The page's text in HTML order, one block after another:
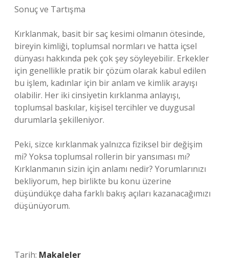
Sonuç ve Tartışma
Kırklanmak, basit bir saç kesimi olmanın ötesinde,
bireyin kimliği, toplumsal normları ve hatta içsel
dünyası hakkında pek çok şey söyleyebilir. Erkekler
için genellikle pratik bir çözüm olarak kabul edilen
bu işlem, kadınlar için bir anlam ve kimlik arayışı
olabilir. Her iki cinsiyetin kırklanma anlayışı,
toplumsal baskılar, kişisel tercihler ve duygusal
durumlarla şekilleniyor.
Peki, sizce kırklanmak yalnızca fiziksel bir değişim
mi? Yoksa toplumsal rollerin bir yansıması mı?
Kırklanmanın sizin için anlamı nedir? Yorumlarınızı
bekliyorum, hep birlikte bu konu üzerine
düşündükçe daha farklı bakış açıları kazanacağımızı
düşünüyorum.
Tarih: Makaleler